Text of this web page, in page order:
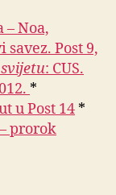
– Noa,
savez. Post 9,
: CUS.
*
u Post 14 *
prorok